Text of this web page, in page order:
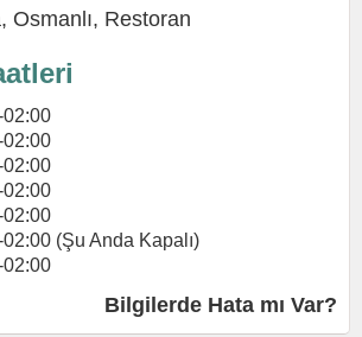
, Osmanlı, Restoran
02:00
02:00
02:00
02:00
02:00
(Şu Anda Kapalı)
02:00
Bilgilerde Hata mı Var?